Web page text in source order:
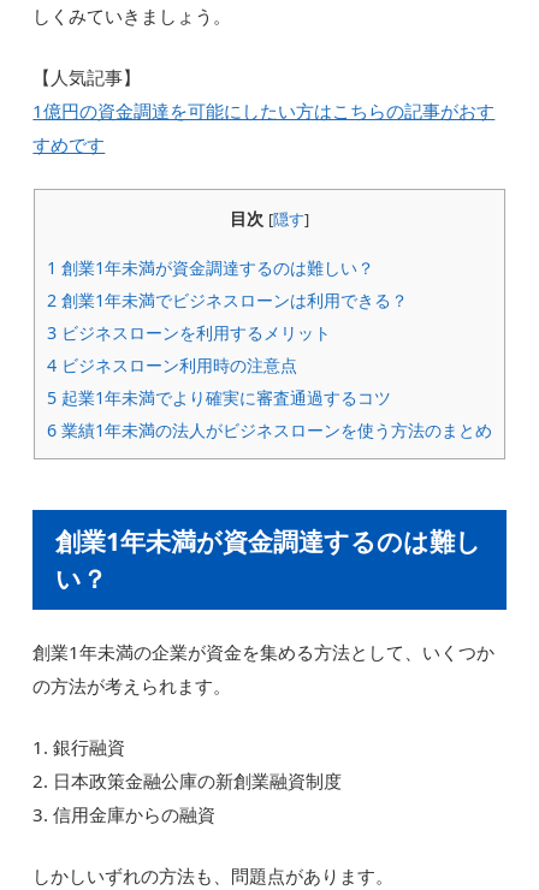
しくみていきましょう。
【人気記事】
1億円の資金調達を可能にしたい方はこちらの記事がおす
すめです
目次 [隠す]
1 創業1年未満が資金調達するのは難しい？
2 創業1年未満でビジネスローンは利用できる？
3 ビジネスローンを利用するメリット
4 ビジネスローン利用時の注意点
5 起業1年未満でより確実に審査通過するコツ
6 業績1年未満の法人がビジネスローンを使う方法のまとめ
創業1年未満が資金調達するのは難し
い？
創業1年未満の企業が資金を集める方法として、いくつか
の方法が考えられます。
1. 銀行融資
2. 日本政策金融公庫の新創業融資制度
3. 信用金庫からの融資
しかしいずれの方法も、問題点があります。